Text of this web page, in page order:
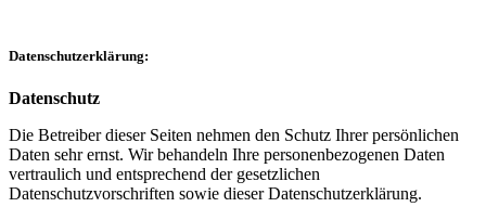
Datenschutzerklärung:
Datenschutz
Die Betreiber dieser Seiten nehmen den Schutz Ihrer persönlichen
Daten sehr ernst. Wir behandeln Ihre personenbezogenen Daten
vertraulich und entsprechend der gesetzlichen
Datenschutzvorschriften sowie dieser Datenschutzerklärung.